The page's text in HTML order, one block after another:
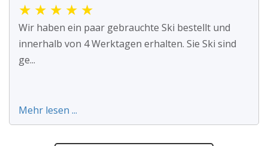
★ ★ ★ ★ ★
Wir haben ein paar gebrauchte Ski bestellt und
innerhalb von 4 Werktagen erhalten. Sie Ski sind
ge...
Mehr lesen ...